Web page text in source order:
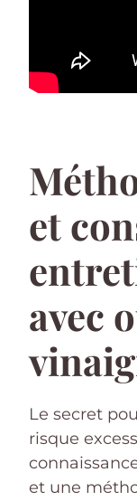
et
avec
Le secret
risque
et une